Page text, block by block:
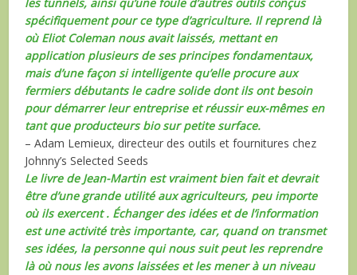
spécifiquement pour ce type d’agriculture. Il reprend là
où Eliot Coleman nous avait laissés, mettant en
application plusieurs de ses principes fondamentaux,
mais d’une façon si intelligente qu’elle procure aux
fermiers débutants le cadre solide dont ils ont besoin
pour démarrer leur entreprise et réussir eux-mêmes en
tant que producteurs bio sur petite surface.
– Adam Lemieux, directeur des outils et fournitures chez
Johnny’s Selected Seeds
Le livre de Jean-Martin est vraiment bien fait et devrait
être d’une grande utilité aux agriculteurs, peu importe
où ils exercent . Échanger des idées et de l’information
est une activité très importante, car, quand on transmet
ses idées, la personne qui nous suit peut les reprendre
là où nous les avons laissées et les mener à un niveau